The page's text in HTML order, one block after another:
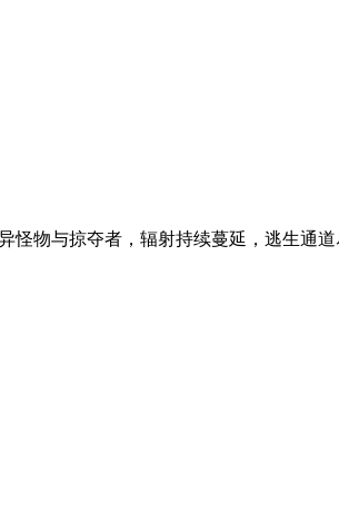
物与掠夺者，辐射持续蔓延，逃生通